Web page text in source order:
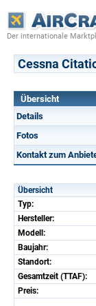
Der internationale
Cessna
Übersicht
Details
Fotos
Kontakt zum
Übersicht
Typ:
Hersteller:
Modell:
Baujahr:
Standort:
Gesamtzeit (TTAF):
Preis: